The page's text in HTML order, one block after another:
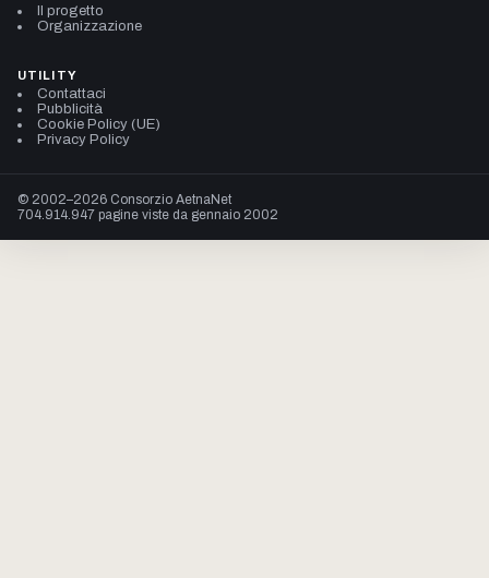
Il progetto
Organizzazione
UTILITY
Contattaci
Pubblicità
Cookie Policy (UE)
Privacy Policy
© 2002–2026 Consorzio AetnaNet
704.914.947 pagine viste da gennaio 2002